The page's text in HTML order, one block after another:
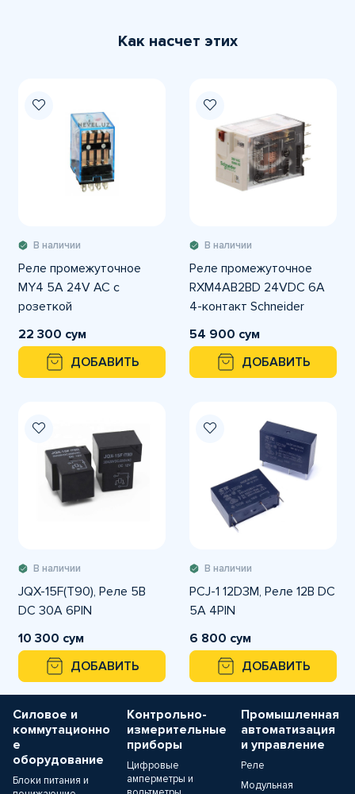
Как насчет этих
В наличии
Реле промежуточное
MY4 5A 24V AC с
розеткой
22 300 сум
ДОБАВИТЬ
В наличии
Реле промежуточное
RXM4AB2BD 24VDC 6A
4-контакт Schneider
54 900 сум
ДОБАВИТЬ
В наличии
JQX-15F(T90), Реле 5В
DC 30A 6PIN
10 300 сум
ДОБАВИТЬ
В наличии
PCJ-1 12D3M, Реле 12В DC
5A 4PIN
6 800 сум
ДОБАВИТЬ
Силовое и
коммутационно
е
оборудование
Блоки питания и
Контрольно-
измерительные
приборы
Цифровые
амперметры и
Промышленная
автоматизация
и управление
Реле
Модульная